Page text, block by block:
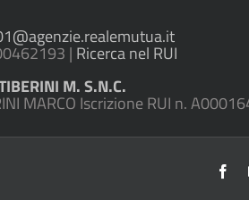
| Ricerca nel RUI
M. S.N.C.
MARCO Iscrizione RUI n.